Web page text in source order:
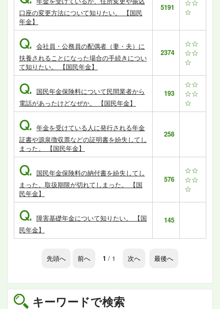
キーワードで検索
口座の変更方法について知りたい。 【国民
年金】
5191
☆☆
☆
Q. 会社員・公務員の配偶者（妻・夫）に
扶養されることになった場合の手続きについ
て知りたい。 【国民年金】
2374
☆☆
☆☆
☆
Q. 国民年金保険料について民間業者から
電話があったけどなぜか。 【国民年金】
193
☆☆
☆☆
☆
Q. 年金を受けている人に発行される年金
証書や源泉徴収票などの証明書を紛失してし
まった。 【国民年金】
258
Q. 国民年金保険料の納付書を紛失してし
まった。取扱期限が切れてしまった。 【国
民年金】
576
☆☆
☆☆
☆
Q. 障害基礎年金について知りたい。 【国
民年金】
145
先頭へ 前へ 1 / 1 次へ 最後へ